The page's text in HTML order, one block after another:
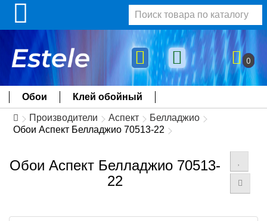
0
Обои Клей обойный
Производители Аспект
Белладжио
Обои Аспект Белладжио 70513-22
Обои Аспект Белладжио 70513-
22